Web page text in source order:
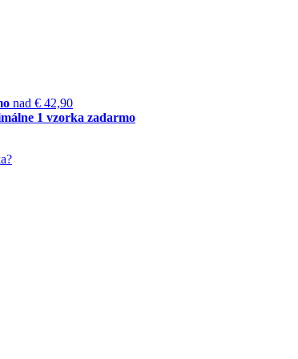
nad € 42,90
1 vzorka zadarmo